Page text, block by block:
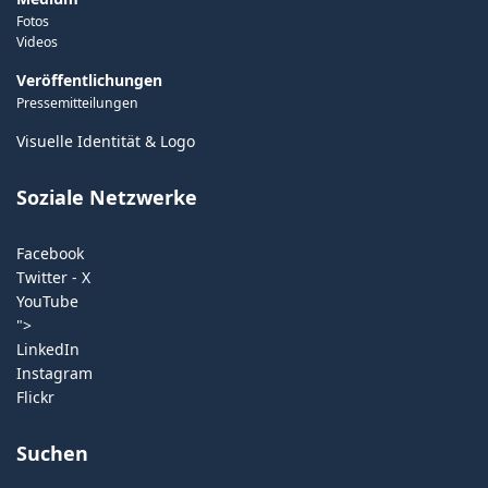
Fotos
Videos
Veröffentlichungen
Pressemitteilungen
Visuelle Identität & Logo
Soziale Netzwerke
Facebook
Twitter - X
YouTube
">
LinkedIn
Instagram
Flickr
Suchen